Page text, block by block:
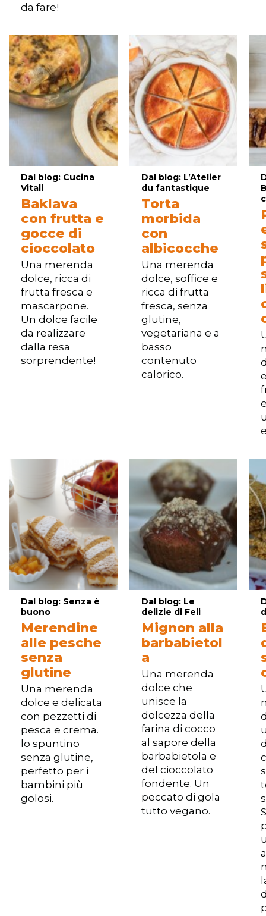
da fare!
Dal blog: Cucina
Vitali
Baklava
con frutta e
gocce di
cioccolato
Una merenda
dolce, ricca di
frutta fresca e
mascarpone.
Un dolce facile
da realizzare
dalla resa
sorprendente!
Dal blog: L’Atelier
du fantastique
Torta
morbida
con
albicocche
Una merenda
dolce, soffice e
ricca di frutta
fresca, senza
glutine,
vegetariana e a
basso
contenuto
calorico.
Dal blog: Senza è
buono
Merendine
alle pesche
senza
glutine
Una merenda
dolce e delicata
con pezzetti di
pesca e crema.
lo spuntino
senza glutine,
perfetto per i
bambini più
golosi.
Dal blog: Le
delizie di Feli
Mignon alla
barbabietol
a
Una merenda
dolce che
unisce la
dolcezza della
farina di cocco
al sapore della
barbabietola e
del cioccolato
fondente. Un
peccato di gola
tutto vegano.